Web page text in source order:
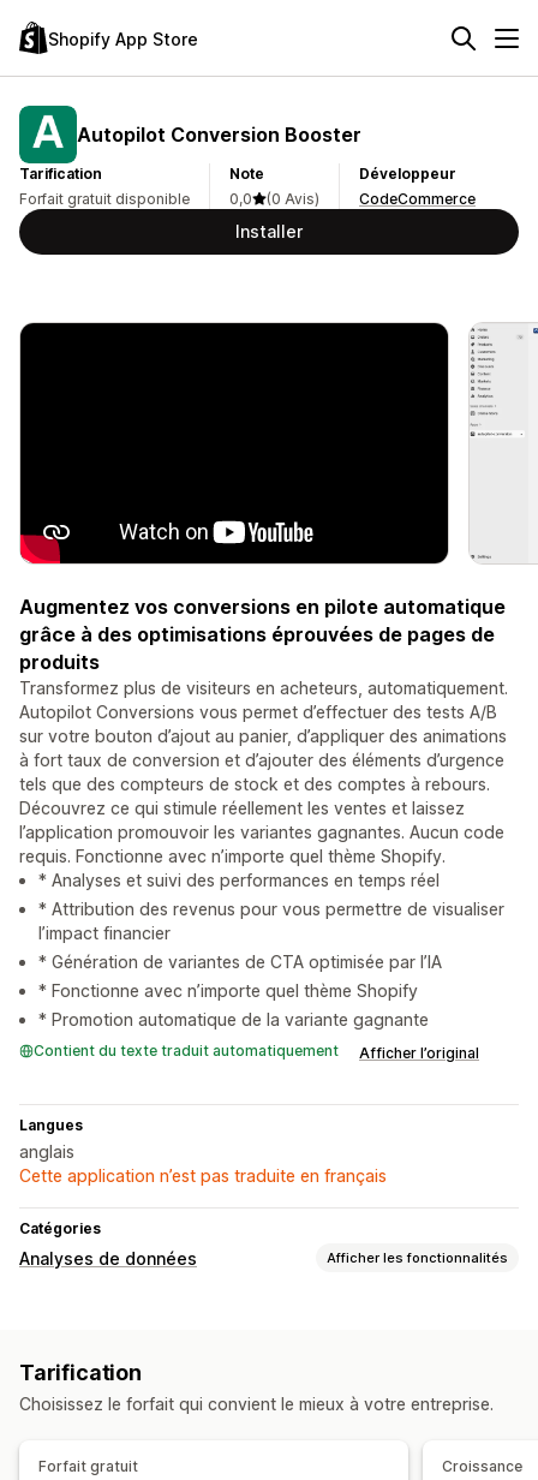
Shopify App Store
Autopilot Conversion Booster
Tarification
Forfait gratuit disponible
Note
0,0
(0 Avis)
Développeur
CodeCommerce
Installer
Augmentez vos conversions en pilote automatique
grâce à des optimisations éprouvées de pages de
produits
Transformez plus de visiteurs en acheteurs, automatiquement.
Autopilot Conversions vous permet d’effectuer des tests A/B
sur votre bouton d’ajout au panier, d’appliquer des animations
à fort taux de conversion et d’ajouter des éléments d’urgence
tels que des compteurs de stock et des comptes à rebours.
Découvrez ce qui stimule réellement les ventes et laissez
l’application promouvoir les variantes gagnantes. Aucun code
requis. Fonctionne avec n’importe quel thème Shopify.
* Analyses et suivi des performances en temps réel
* Attribution des revenus pour vous permettre de visualiser
l’impact financier
* Génération de variantes de CTA optimisée par l’IA
* Fonctionne avec n’importe quel thème Shopify
* Promotion automatique de la variante gagnante
Contient du texte traduit automatiquement Afficher l’original
Langues
anglais
Cette application n’est pas traduite en français
Catégories
Analyses de données Afficher les fonctionnalités
Supports visuels et rapports
Tarification
Choisissez le forfait qui convient le mieux à votre entreprise.
Forfait gratuit Croissance